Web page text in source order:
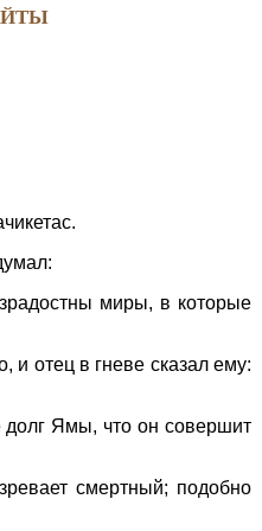
миры, в которые
и отец в гневе сказал ему:
долг Ямы, что он совершит
смертный; подобно